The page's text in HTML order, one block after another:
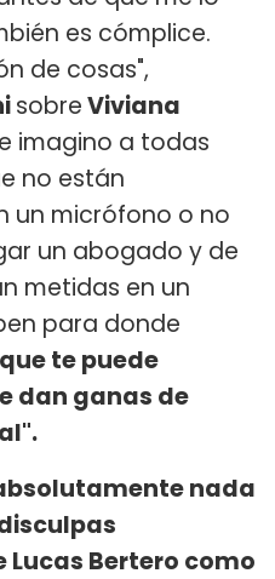
es cómplice.
de cosas",
sobreViviana
imagino a todas
no están
un micrófono o no
un abogado y de
metidas en un
para donde
te puede
dan ganas de
nada
Bertero como